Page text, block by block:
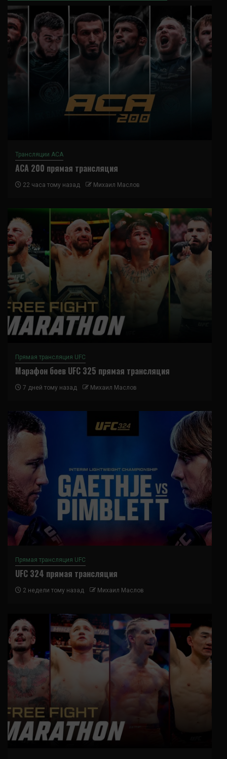
Трансляции ACA
ACA 200 прямая трансляция
22 часа тому назад Михаил Маслов
Прямая трансляция UFC
Марафон боев UFC 325 прямая трансляция
7 дней тому назад Михаил Маслов
Прямая трансляция UFC
UFC 324 прямая трансляция
2 недели тому назад Михаил Маслов